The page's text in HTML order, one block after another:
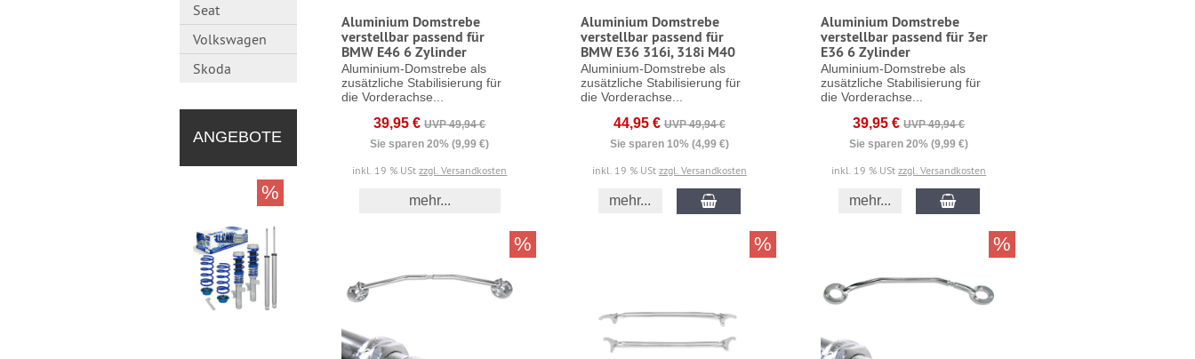
Aluminium Domstrebe
verstellbar passend für
BMW E46 6 Zylinder
Aluminium-Domstrebe als
zusätzliche Stabilisierung für
die Vorderachse...
39,95 € UVP 49,94 €
Sie sparen 20% (9,99 €)
inkl. 19 % UStzzgl. Versandkosten
mehr...
Aluminium Domstrebe
verstellbar passend für
BMW E36 316i, 318i M40
Aluminium-Domstrebe als
zusätzliche Stabilisierung für
die Vorderachse...
44,95 € UVP 49,94 €
Sie sparen 10% (4,99 €)
inkl. 19 % USt zzgl. Versandkosten
mehr...
Aluminium Domstrebe
verstellbar passend für 3er
E36 6 Zylinder
Aluminium-Domstrebe als
zusätzliche Stabilisierung für
die Vorderachse...
39,95 € UVP 49,94 €
Sie sparen 20% (9,99 €)
inkl. 19 % UStzzgl. Versandkosten
mehr...
% % %
Seat
Volkswagen
Skoda
ANGEBOTE
%